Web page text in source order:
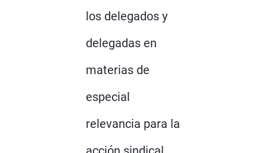
los delegados y
delegadas en
materias de
especial
relevancia para la